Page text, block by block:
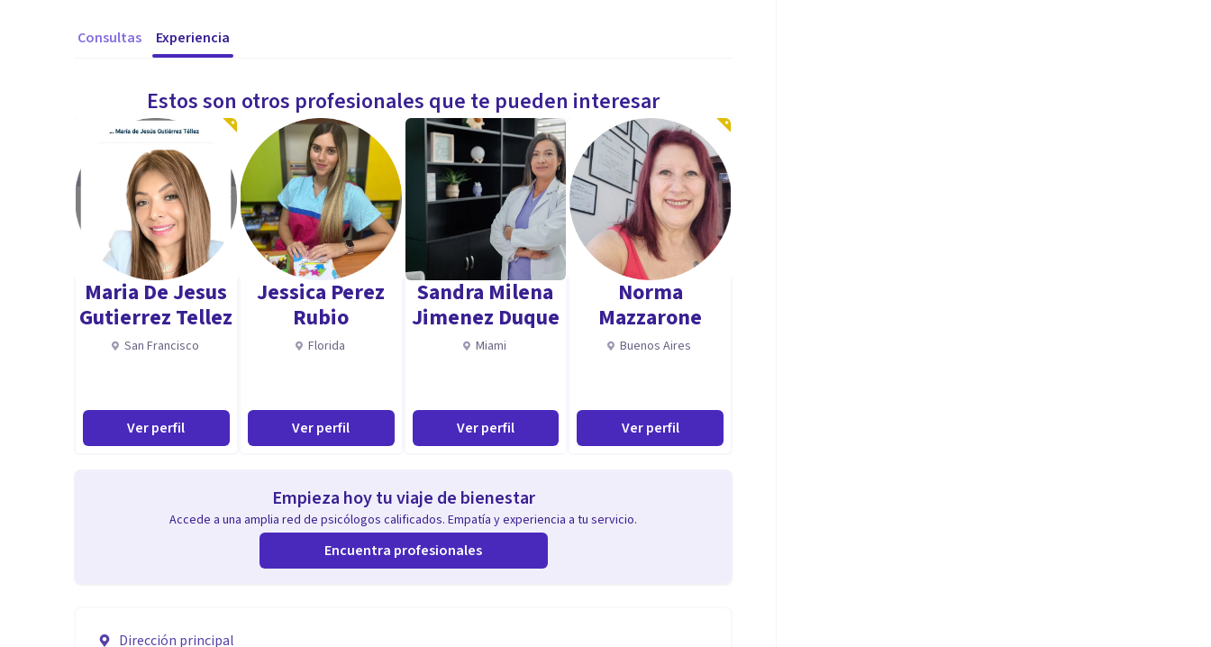
Consultas Experiencia
Estos son otros profesionales que te pueden interesar
Maria De Jesus
Gutierrez Tellez
San Francisco
Ver perfil
Jessica Perez
Rubio
Florida
Ver perfil
Sandra Milena
Jimenez Duque
Miami
Ver perfil
Norma
Mazzarone
Buenos Aires
Ver perfil
Empieza hoy tu viaje de bienestar
Accede a una amplia red de psicólogos calificados. Empatía y experiencia a tu servicio.
Encuentra profesionales
Dirección principal